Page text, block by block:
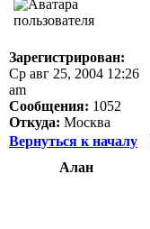
Зарегистрирован:
Ср авг 25, 2004 12:26
am
Сообщения: 1052
Откуда: Москва
Вернуться к началу
Алан